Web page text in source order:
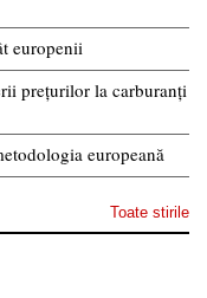
europenii
prețurilor la carburanți
europeană
Toate stirile